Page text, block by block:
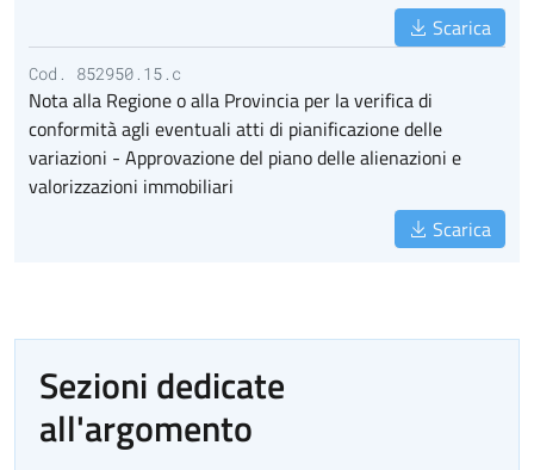
Scarica
Cod. 852950.15.c
Nota alla Regione o alla Provincia per la verifica di
conformità agli eventuali atti di pianificazione delle
variazioni - Approvazione del piano delle alienazioni e
valorizzazioni immobiliari
Scarica
Sezioni dedicate
all'argomento